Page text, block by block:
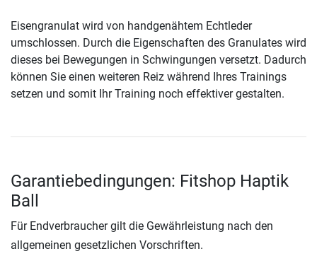
Eisengranulat wird von handgenähtem Echtleder
umschlossen. Durch die Eigenschaften des Granulates wird
dieses bei Bewegungen in Schwingungen versetzt. Dadurch
können Sie einen weiteren Reiz während Ihres Trainings
setzen und somit Ihr Training noch effektiver gestalten.
Garantiebedingungen: Fitshop Haptik
Ball
Für Endverbraucher gilt die Gewährleistung nach den
allgemeinen gesetzlichen Vorschriften.